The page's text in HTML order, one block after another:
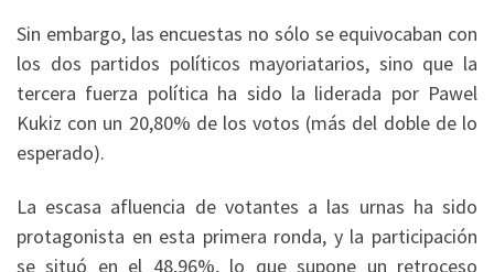
Sin embargo, las encuestas no sólo se equivocaban con
los dos partidos políticos mayoriatarios, sino que la
tercera fuerza política ha sido la liderada por Pawel
Kukiz con un 20,80% de los votos (más del doble de lo
esperado).
La escasa afluencia de votantes a las urnas ha sido
protagonista en esta primera ronda, y la participación
se situó en el 48,96%, lo que supone un retroceso